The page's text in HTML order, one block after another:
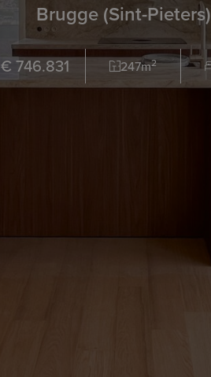
Brugge (Sint-Pieters)
€ 746.831 247m2